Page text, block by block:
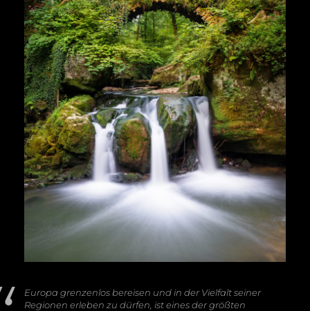
Europa grenzenlos bereisen und in der Vielfalt seiner
Regionen erleben zu dürfen, ist eines der größten